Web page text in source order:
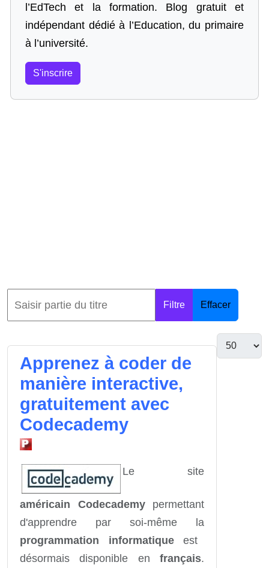
l’EdTech et la formation. Blog gratuit et
indépendant dédié à l’Education, du primaire
à l’université.
S'inscrire
Filtre Effacer
Apprenez à coder de
manière interactive,
gratuitement avec
Codecademy
Le site
américain Codecademy permettant
d'apprendre par soi-même la
programmation informatiqueest
désormais disponible en français.